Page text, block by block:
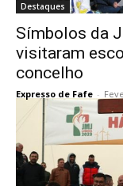
Destaques
Símbolos da
visitaram
concelho
Expresso de Fafe -